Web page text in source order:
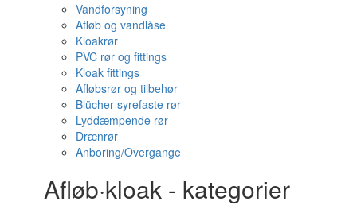
Vandforsyning
Afløb og vandlåse
Kloakrør
PVC rør og fittings
Kloak fittings
Afløbsrør og tilbehør
Blücher syrefaste rør
Lyddæmpende rør
Drænrør
Anboring/Overgange
Afløb·kloak - kategorier